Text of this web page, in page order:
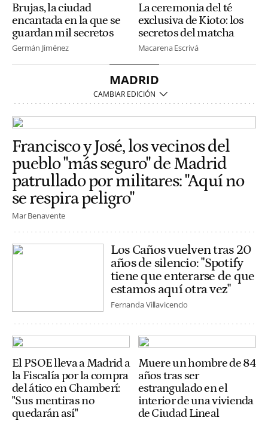
Brujas, la ciudad
encantada en la que se
guardan mil secretos
Germán Jiménez
La ceremonia del té
exclusiva de Kioto: los
secretos del matcha
Macarena Escrivá
MADRID
Francisco y José, los vecinos del
pueblo "más seguro" de Madrid
patrullado por militares: "Aquí no
se respira peligro"
Mar Benavente
Los Caños vuelven tras 20
años de silencio: "Spotify
tiene que enterarse de que
estamos aquí otra vez"
Fernanda Villavicencio
El PSOE lleva a Madrid a
la Fiscalía por la compra
del ático en Chamberí:
"Sus mentiras no
quedarán así"
Muere un hombre de 84
años tras ser
estrangulado en el
interior de una vivienda
de Ciudad Lineal